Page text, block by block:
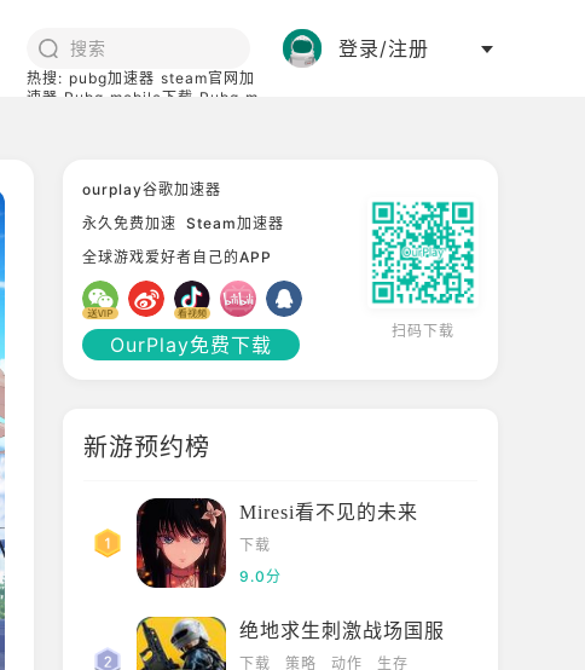
热搜: pubg加速器 steam官网加
速器 Pubg mobile下载 Pubg m
登录/注册
ourplay谷歌加速器
永久免费加速 Steam加速器
全球游戏爱好者自己的APP
OurPlay免费下载
扫码下载
新游预约榜
Miresi看不见的未来
下载
9.0分
绝地求生刺激战场国服
下载 策略 动作
生存